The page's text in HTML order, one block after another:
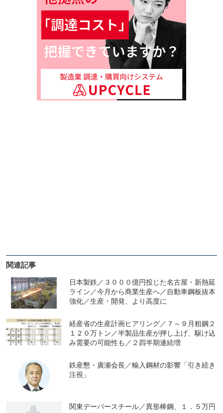
関連記事
日本製鉄／３０００億円投じた名古屋・新熱延
ライン／今月から商業生産へ／自動車鋼板抜本
強化／生産・開発、より高度に
経産省の生産計画ヒアリング／７～９月粗鋼２
１２０万トン／半製品生産が押し上げ、駆け込
み需要の可能性も／２四半期連続増
鉄産懇・廣瀬会長／輸入鋼材の影響「引き続き
注視」
関東デーバースチール／異形棒鋼、１．５万円